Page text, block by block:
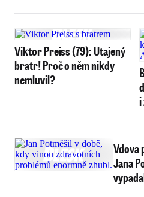
Viktor Preiss (79): Utajený
bratr! Proč o něm nikdy
nemluvil?
i
Vdova
Jana